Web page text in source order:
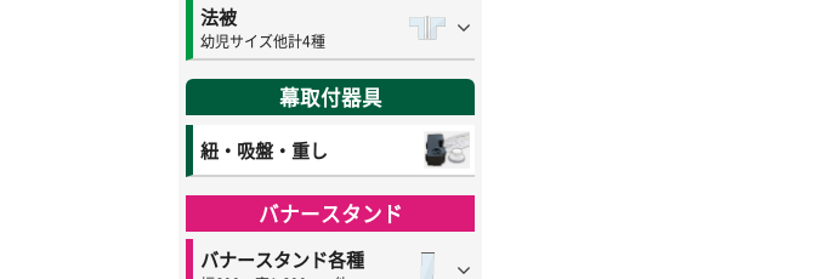
法被
幼児サイズ他計4種
幕取付器具
紐・吸盤・重し
バナースタンド
バナースタンド各種